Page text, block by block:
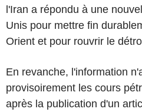
l'Iran a répondu à une
Unis pour mettre fin
Orient et pour rouvrir le
En revanche, l'information
provisoirement les cours
après la publication d'un